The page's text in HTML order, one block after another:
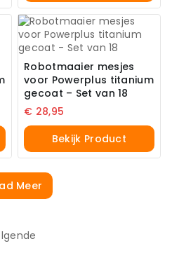
Robotmaaier mesjes
voor Powerplus titanium
gecoat – Set van 18
€ 28,95
Bekijk Product
Meer